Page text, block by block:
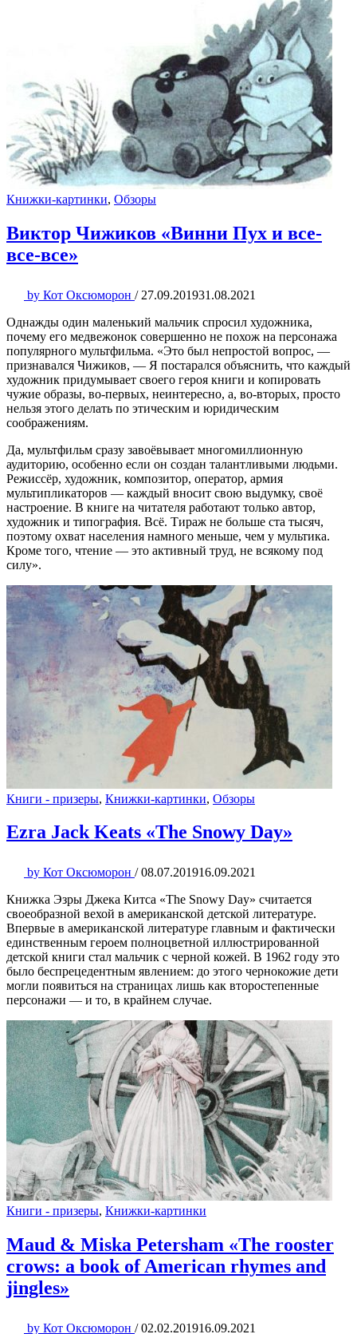
Книжки-картинки, Обзоры
Виктор Чижиков «Винни Пух и все-
все-все»
by Кот Оксюморон / 27.09.201931.08.2021
Однажды один маленький мальчик спросил художника,
почему его медвежонок совершенно не похож на персонажа
популярного мультфильма. «Это был непростой вопрос, —
признавался Чижиков, — Я постарался объяснить, что каждый
художник придумывает своего героя книги и копировать
чужие образы, во-первых, неинтересно, а, во-вторых, просто
нельзя этого делать по этическим и юридическим
соображениям.
Да, мультфильм сразу завоёвывает многомиллионную
аудиторию, особенно если он создан талантливыми людьми.
Режиссёр, художник, композитор, оператор, армия
мультипликаторов — каждый вносит свою выдумку, своё
настроение. В книге на читателя работают только автор,
художник и типография. Всё. Тираж не больше ста тысяч,
поэтому охват населения намного меньше, чем у мультика.
Кроме того, чтение — это активный труд, не всякому под
силу».
Книги - призеры, Книжки-картинки, Обзоры
Ezra Jack Keats «The Snowy Day»
by Кот Оксюморон / 08.07.201916.09.2021
Книжка Эзры Джека Китса «The Snowy Day» считается
своеобразной вехой в американской детской литературе.
Впервые в американской литературе главным и фактически
единственным героем полноцветной иллюстрированной
детской книги стал мальчик с черной кожей. В 1962 году это
было беспрецедентным явлением: до этого чернокожие дети
могли появиться на страницах лишь как второстепенные
персонажи — и то, в крайнем случае.
Книги - призеры, Книжки-картинки
Maud & Miska Petersham «The rooster
crows: a book of American rhymes and
jingles»
by Кот Оксюморон / 02.02.201916.09.2021